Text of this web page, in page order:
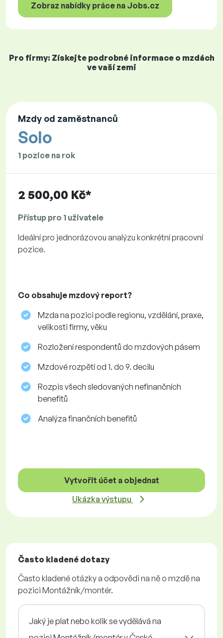
Zobraz nabídky práce na Jobs.cz
Pro firmy: Získejte podrobné informace o mzdách
ve vaší zemi
Mzdy od zaměstnanců
Solo
1 pozice na rok
2 500,00 Kč*
Přístup pro 1 uživatele
Ideální pro jednorázovou analýzu konkrétní pracovní
pozice.
Co obsahuje mzdový report?
Mzda na pozici podle regionu, vzdělání, praxe,
velikosti firmy, věku
Rozložení respondentů do mzdových pásem
Mzdové rozpětí od 1. do 9. decilu
Rozpis všech sledovaných nefinančních
benefitů
Analýza finančních benefitů
Vytvořit účet a objednat
Ukázka výstupu
Často kladené dotazy
Často kladené otázky a odpovědi na ně o mzdě na
pozici Montážník/montér.
Jaký je plat nebo kolik se vydělává na